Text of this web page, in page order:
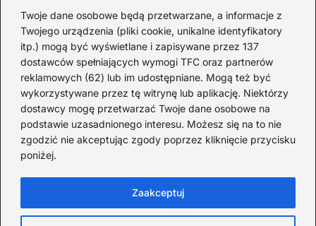
Twoje dane osobowe będą przetwarzane, a informacje z
Twojego urządzenia (pliki cookie, unikalne identyfikatory
itp.) mogą być wyświetlane i zapisywane przez 137
dostawców spełniających wymogi TFC oraz partnerów
reklamowych (62) lub im udostępniane. Mogą też być
wykorzystywane przez tę witrynę lub aplikację. Niektórzy
dostawcy mogę przetwarzać Twoje dane osobowe na
podstawie uzasadnionego interesu. Możesz się na to nie
zgodzić nie akceptując zgody poprzez kliknięcie przycisku
poniżej.
Zaakceptuj
JazzJuniors.pl to miejsce dla rodziców, nauczycieli,
animatorów i wszystkich, którzy wierzą, że muzyka to coś
więcej niż dźwięki – to emocje, relacje i wspomnienia.
Szukasz inspiracji do rodzinnego śpiewania?
Redakcja: Monika Zawadzka
Piłsudskiego 211AD, 14-714 Kielce
733 311 7511